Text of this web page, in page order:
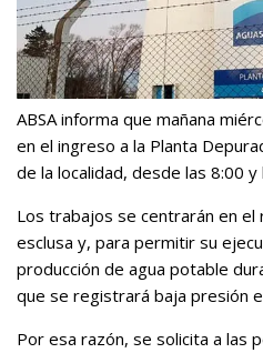
ABSA informa que mañana
en el ingreso a la Planta
de la localidad, desde las 8:00 y
Los trabajos se centrarán en el
esclusa y, para permitir su
producción de agua potable
que se registrará baja presión
Por esa razón, se solicita a las